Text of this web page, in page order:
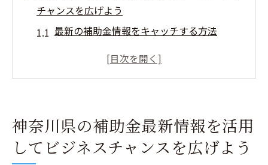
チャンスを広げよう
最新の補助金情報をキャッチする方法
神奈川県の補助金で得られるビジネスチャ
中小企業向け補助金の最新トレンド
補助金情報を活かすネットワーキングの重
神奈川県の補助金最新情報を活用
してビジネスチャンスを広げよう